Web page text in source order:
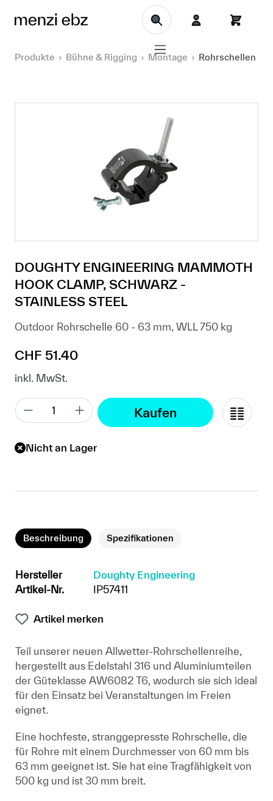
Zum Hauptinhalt springen
Produkte Bühne & Rigging Montage Rohrschellen
DOUGHTY ENGINEERING MAMMOTH
HOOK CLAMP, SCHWARZ -
STAINLESS STEEL
Outdoor Rohrschelle 60 - 63 mm, WLL 750 kg
Regulärer Preis:
CHF 51.40
inkl. MwSt.
Kaufen
Nicht an Lager
Beschreibung Spezifikationen
Hersteller
Doughty Engineering
Artikel-Nr.
IP57411
Artikel merken
Teil unserer neuen Allwetter-Rohrschellenreihe,
hergestellt aus Edelstahl 316 und Aluminiumteilen
der Güteklasse AW6082 T6, wodurch sie sich ideal
für den Einsatz bei Veranstaltungen im Freien
eignet.
Eine hochfeste, stranggepresste Rohrschelle, die
für Rohre mit einem Durchmesser von 60 mm bis
63 mm geeignet ist. Sie hat eine Tragfähigkeit von
500 kg und ist 30 mm breit.